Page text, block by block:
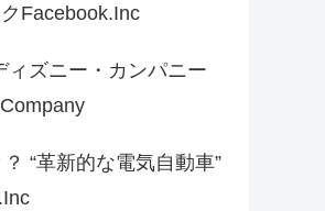
Facebook.Inc
ィズニー・カンパニー
“革新的な電気自動車”